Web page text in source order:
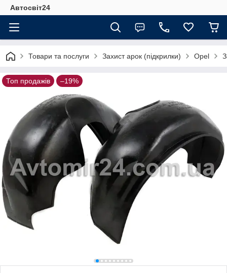
Автосвіт24
Товари та послуги Захист арок (підкрилки) Opel
Топ продажів –19%